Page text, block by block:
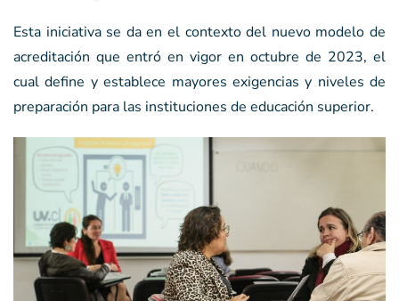
Esta iniciativa se da en el contexto del nuevo modelo de
acreditación que entró en vigor en octubre de 2023, el
cual define y establece mayores exigencias y niveles de
preparación para las instituciones de educación superior.